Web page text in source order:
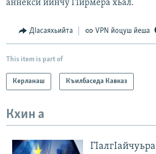
аннекси йинчу ГIирмера хьал.
ДIасаяхьийта VPN йоцуш йеша
This item is part of
Керланаш Къилбаседа Кавказ
Кхин а
ГIалгIайчуьра